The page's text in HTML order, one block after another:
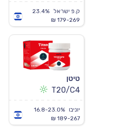
ק.פ ישראל
23.4%
179-269 ₪
טיטן
T20/C4
יוניבו
16.8-23.0%
189-267 ₪